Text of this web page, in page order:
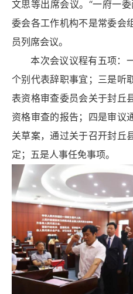
文思等出席会议。“一府一
委会各工作机构不是常委会
员列席会议。
本次会议议程有五项：
个别代表辞职事宜；三是听
表资格审查委员会关于封丘
资格审查的报告；四是审议
关草案，通过关于召开封丘
定；五是人事任免事项。